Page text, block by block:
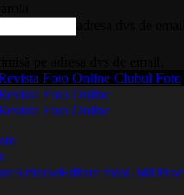
Clubul Foto
ArticoleEditare fotoGhid